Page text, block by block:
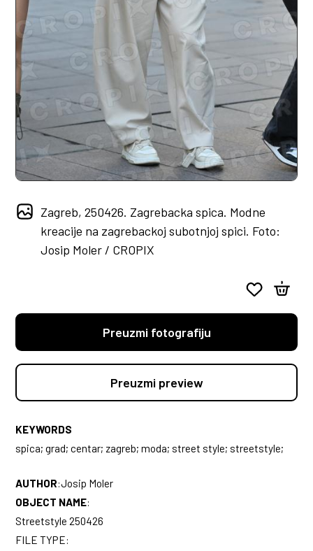
Zagreb, 250426. Zagrebacka spica. Modne
kreacije na zagrebackoj subotnjoj spici. Foto:
Josip Moler / CROPIX
Preuzmi fotografiju
Preuzmi preview
KEYWORDS
spica; grad; centar; zagreb; moda; street style; streetstyle;
AUTHOR:Josip Moler
OBJECT NAME:
Streetstyle 250426
FILE TYPE: